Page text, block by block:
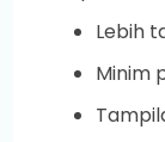
Lebih
Minim